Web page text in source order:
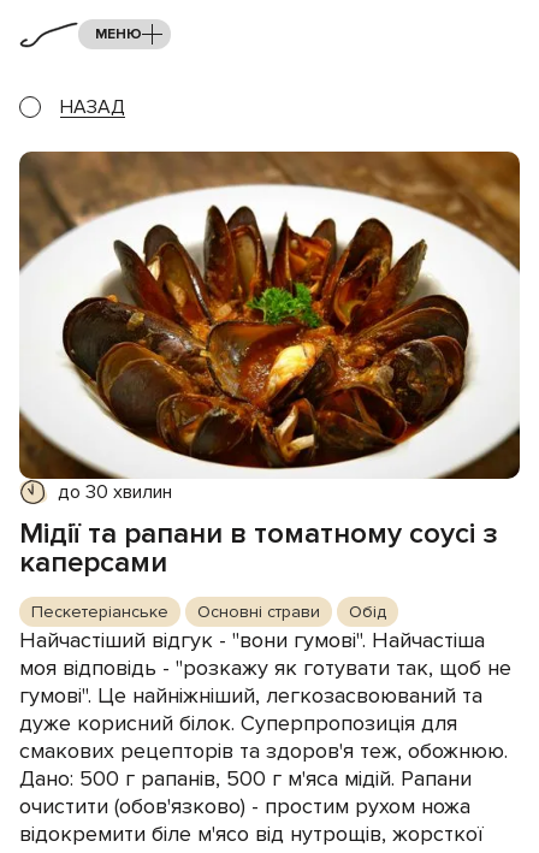
МЕНЮ
НАЗАД
до 30 хвилин
Мідії та рапани в томатному соусі з
каперсами
Пескетеріанське Основні страви Обід
Найчастіший відгук - "вони гумові". Найчастіша
моя відповідь - "розкажу як готувати так, щоб не
гумові". Це найніжніший, легкозасвоюваний та
дуже корисний білок. Суперпропозиція для
смакових рецепторів та здоров'я теж, обожнюю.
Дано: 500 г рапанів, 500 г м'яса мідій. Рапани
очистити (обов'язково) - простим рухом ножа
відокремити біле м'ясо від нутрощів, жорсткої